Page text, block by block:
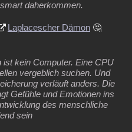
daherkommen.
Laplacescher Dämon 🤔
kein Computer. Eine CPU
vergeblich suchen. Und
verläuft anders. Die
Gefühle und Emotionen ins
des menschliche
sein